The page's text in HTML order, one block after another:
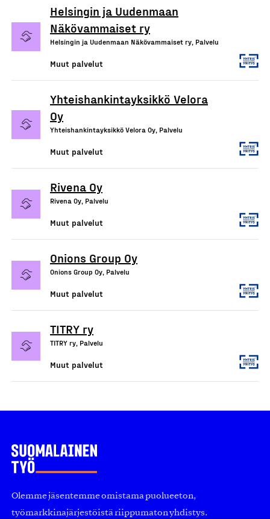
Helsingin ja Uudenmaan
Näkövammaiset ry
Helsingin ja Uudenmaan Näkövammaiset ry, Palvelu
Muut palvelut
Yhteishankintayksikkö Velora
Oy
Yhteishankintayksikkö Velora Oy, Palvelu
Muut palvelut
Rivena Oy
Rivena Oy, Palvelu
Muut palvelut
Onions Group Oy
Onions Group Oy, Palvelu
Muut palvelut
TITRY ry
TITRY ry, Palvelu
Muut palvelut
Olemme jäsentemme omistama puolueeton,
työmarkkinajärjestöistä riippumaton yhdistys.